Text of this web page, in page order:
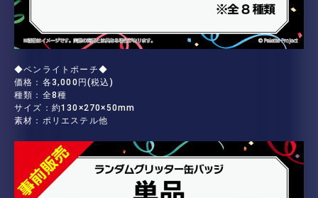
◆ペンライトポーチ◆
価格：各3,000円(税込)
種類：全8種
サイズ：約130×270×50mm
素材：ポリエステル他